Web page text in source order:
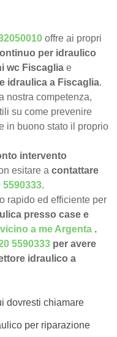
offre ai propri
per idraulico
wc Fiscaglia e
idraulica a Fiscaglia.
nostra competenza,
su come prevenire
in buono stato il proprio
intervento
esitare acontattare
5590333.
rapido ed efficiente per
presso case e
a me Argenta .
5590333 per avere
idraulico a
dovresti chiamare
per riparazione